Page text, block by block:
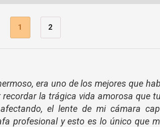
1 2
era uno de los mejores que
la trágica vida amorosa que
el lente de mi cámara
profesional y esto es lo único que